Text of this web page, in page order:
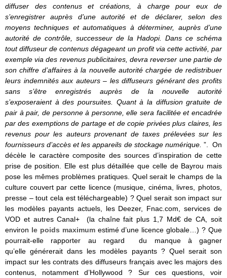
diffuser des contenus et créations, à charge pour eux de
s’enregistrer auprès d’une autorité et de déclarer, selon des
moyens techniques et automatiques à déterminer, auprès d’une
autorité de contrôle, successeur de la Hadopi. Dans ce schéma
tout diffuseur de contenus dégageant un profit via cette activité, par
exemple via des revenus publicitaires, devra reverser une partie de
son chiffre d’affaires à la nouvelle autorité chargée de redistribuer
leurs indemnités aux auteurs – les diffuseurs générant des profits
sans s’être enregistrés auprès de la nouvelle autorité
s’exposeraient à des poursuites. Quant à la diffusion gratuite de
pair à pair, de personne à personne, elle sera facilitée et encadrée
par des exemptions de partage et de copie privées plus claires, les
revenus pour les auteurs provenant de taxes prélevées sur les
fournisseurs d’accès et les appareils de stockage numérique. ”. On
décèle le caractère composite des sources d’inspiration de cette
prise de position. Elle est plus détaillée que celle de Bayrou mais
pose les mêmes problèmes pratiques. Quel serait le champs de la
culture couvert par cette licence (musique, cinéma, livres, photos,
presse – tout cela est téléchargeable) ? Quel serait son impact sur
les modèles payants actuels, les Deezer, Fnac.com, services de
VOD et autres Canal+ (la chaîne fait plus 1,7 Md€ de CA, soit
environ le poids maximumestimé d’une licence globale…) ? Que
pourrait-elle rapporter au regard du manque à gagner
qu’elle générerait dans les modèles payants ? Quel serait son
impact sur les contrats des diffuseurs français avec les majors des
contenus, notamment d’Hollywood ? Sur ces questions, voir